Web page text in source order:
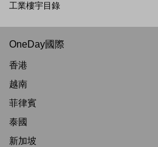
工業樓宇目錄
OneDay國際
香港
越南
菲律賓
泰國
新加坡